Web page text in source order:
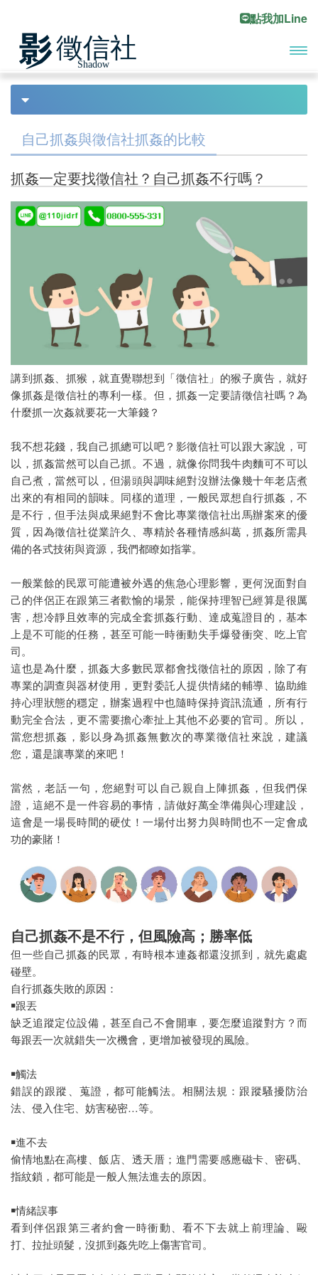
點我加Line
Previous
疑難雜症
徵信社打人
欠錢不還
討債疑問
如何選擇一家好的徵信社
徵信社詐欺
私家偵探與徵信社的差別
徵信社跟監手法
外遇的心態
抓姦的由來
自己抓姦與徵信社抓姦的比較
如何知道自己被跟蹤
檢測愛情真相，讓婚姻有機會重來－婚前調查
徵信社合法嗎
2025徵信社行情
偵探社推薦
自己抓姦與徵信社抓姦的比較
抓姦一定要找徵信社？自己抓姦不行嗎？
講到抓姦、抓猴，就直覺聯想到「徵信社」的猴子廣告，就好
像抓姦是徵信社的專利一樣。但，抓姦一定要請徵信社嗎？為
什麼抓一次姦就要花一大筆錢？
我不想花錢，我自己抓總可以吧？影徵信社可以跟大家說，可
以，抓姦當然可以自己抓。不過，就像你問我牛肉麵可不可以
自己煮，當然可以，但湯頭與調味絕對沒辦法像幾十年老店煮
出來的有相同的韻味。同樣的道理，一般民眾想自行抓姦，不
是不行，但手法與成果絕對不會比專業徵信社出馬辦案來的優
質，因為徵信社從業許久、專精於各種情感糾葛，抓姦所需具
備的各式技術與資源，我們都瞭如指掌。
一般業餘的民眾可能遭被外遇的焦急心理影響，更何況面對自
己的伴侶正在跟第三者歡愉的場景，能保持理智已經算是很厲
害，想冷靜且效率的完成全套抓姦行動、達成蒐證目的，基本
上是不可能的任務，甚至可能一時衝動失手爆發衝突、吃上官
司。
這也是為什麼，抓姦大多數民眾都會找徵信社的原因，除了有
專業的調查與器材使用，更對委託人提供情緒的輔導、協助維
持心理狀態的穩定，辦案過程中也隨時保持資訊流通，所有行
動完全合法，更不需要擔心牽扯上其他不必要的官司。所以，
當您想抓姦，影以身為抓姦無數次的專業徵信社來說，建議
您，還是讓專業的來吧！
當然，老話一句，您絕對可以自己親自上陣抓姦，但我們保
證，這絕不是一件容易的事情，請做好萬全準備與心理建設，
這會是一場長時間的硬仗！一場付出努力與時間也不一定會成
功的豪賭！
自己抓姦不是不行，但風險高；勝率低
但一些自己抓姦的民眾，有時根本連姦都還沒抓到，就先處處
碰壁。
自行抓姦失敗的原因：
￭跟丟
缺乏追蹤定位設備，甚至自己不會開車，要怎麼追蹤對方？而
每跟丟一次就錯失一次機會，更增加被發現的風險。
￭觸法
錯誤的跟蹤、蒐證，都可能觸法。相關法規：跟蹤騷擾防治
法、侵入住宅、妨害秘密…等。
￭進不去
偷情地點在高樓、飯店、透天厝；進門需要感應磁卡、密碼、
指紋鎖，都可能是一般人無法進去的原因。
￭情緒誤事
看到伴侶跟第三者約會一時衝動、看不下去就上前理論、毆
打、拉扯頭髮，沒抓到姦先吃上傷害官司。